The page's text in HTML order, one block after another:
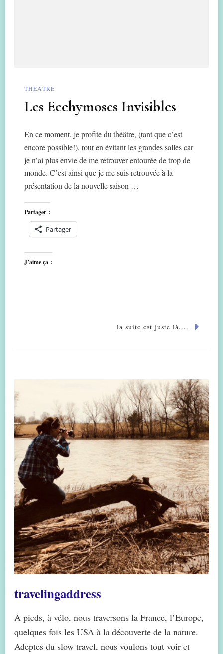
THÉÂTRE
Les Ecchymoses Invisibles
En ce moment, je profite du théâtre, (tant que c’est
encore possible!), tout en évitant les grandes salles car
je n’ai plus envie de me retrouver entourée de trop de
monde. C’est ainsi que je me suis retrouvée à la
présentation de la nouvelle saison …
Partager :
Partager
J’aime ça :
la suite est juste là....
travelingaddress
A pieds, à vélo, nous traversons la France, l’Europe,
quelques fois les USA à la découverte de la nature.
Adeptes du slow travel, nous voulons tout voir et